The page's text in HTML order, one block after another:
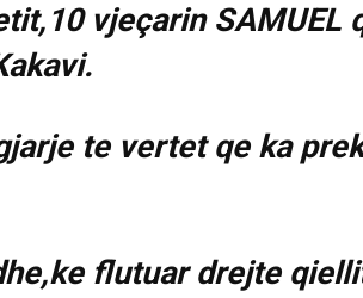
vjeçarin SAMUEL
te vertet qe ka
flutuar drejte